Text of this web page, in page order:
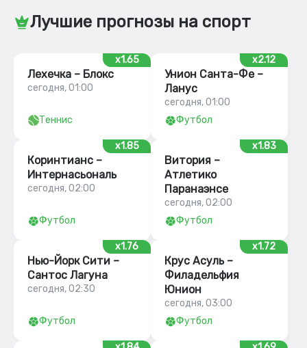
Лучшие прогнозы на спорт
x1.65
Лехечка – Блокс
сегодня, 01:00
Теннис
x2.12
Унион Санта-Фе –
Ланус
сегодня, 01:00
Футбол
x1.85
Коринтианс –
Интернасьональ
сегодня, 02:00
Футбол
x1.83
Витория –
Атлетико
Паранаэнсе
сегодня, 02:00
Футбол
x1.76
Нью-Йорк Сити –
Сантос Лагуна
сегодня, 02:30
Футбол
x1.72
Крус Асуль –
Филадельфия
Юнион
сегодня, 03:00
Футбол